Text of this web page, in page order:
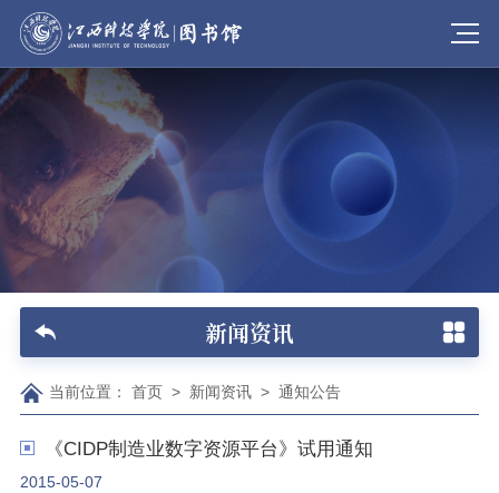
新闻资讯
当前位置： 首页> 新闻资讯> 通知公告
《CIDP制造业数字资源平台》试用通知
2015-05-07